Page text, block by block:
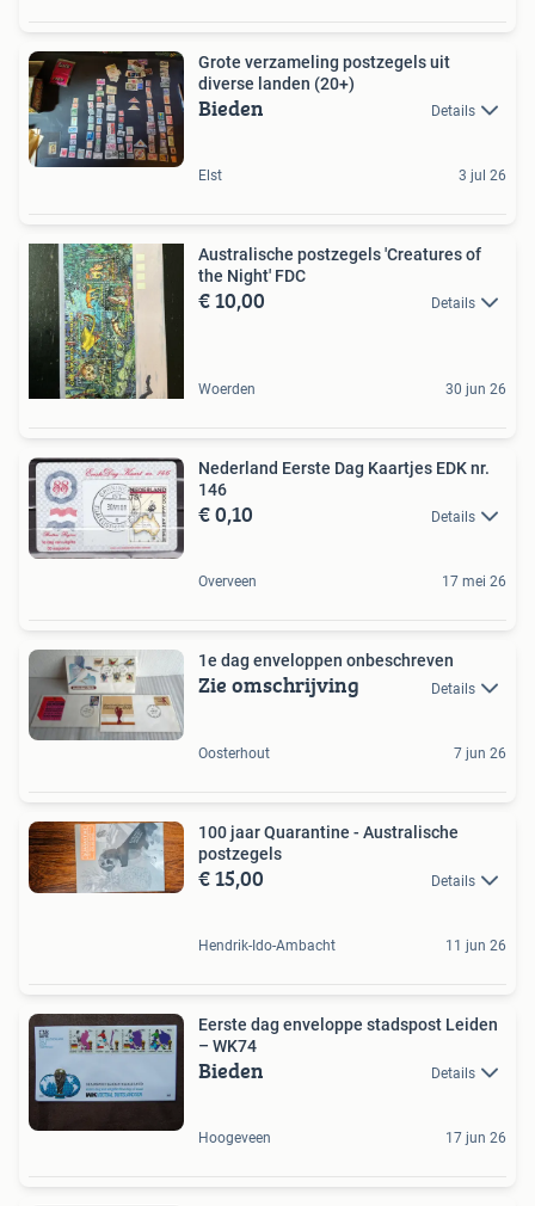
Grote verzameling postzegels uit
diverse landen (20+)
Bieden Details
Elst 3 jul 26
Australische postzegels 'Creatures of
the Night' FDC
€ 10,00 Details
Woerden 30 jun 26
Nederland Eerste Dag Kaartjes EDK nr.
146
€ 0,10 Details
Overveen 17 mei 26
1e dag enveloppen onbeschreven
Zie omschrijving Details
Oosterhout 7 jun 26
100 jaar Quarantine - Australische
postzegels
€ 15,00 Details
Hendrik-Ido-Ambacht 11 jun 26
Eerste dag enveloppe stadspost Leiden
– WK74
Bieden Details
Hoogeveen 17 jun 26